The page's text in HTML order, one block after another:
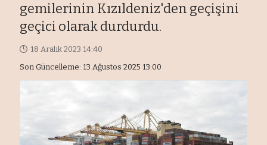
gemilerinin Kızıldeniz'den geçişini
geçici olarak durdurdu.
Son Güncelleme: 13 Ağustos 2025 13:00
18 Aralık 2023 14:40